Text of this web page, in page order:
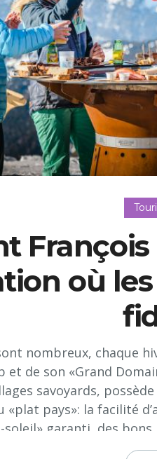
où
nombreux, chaque
et de son «Grand
savoyards,
«plat pays»: la facilité
soleil» garanti, des